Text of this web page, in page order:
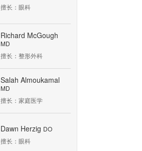
匹兹堡长老会医院
擅长：眼科
Richard McGough
MD
擅长：整形外科
Salah Almoukamal
MD
擅长：家庭医学
Dawn Herzig DO
擅长：眼科